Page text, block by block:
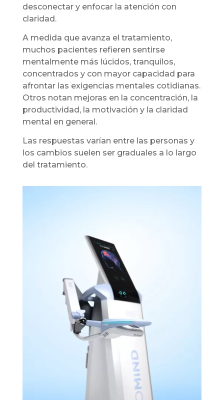
desconectar y enfocar la atención con
claridad.
A medida que avanza el tratamiento,
muchos pacientes refieren sentirse
mentalmente más lúcidos, tranquilos,
concentrados y con mayor capacidad para
afrontar las exigencias mentales cotidianas.
Otros notan mejoras en la concentración, la
productividad, la motivación y la claridad
mental en general.
Las respuestas varían entre las personas y
los cambios suelen ser graduales a lo largo
del tratamiento.